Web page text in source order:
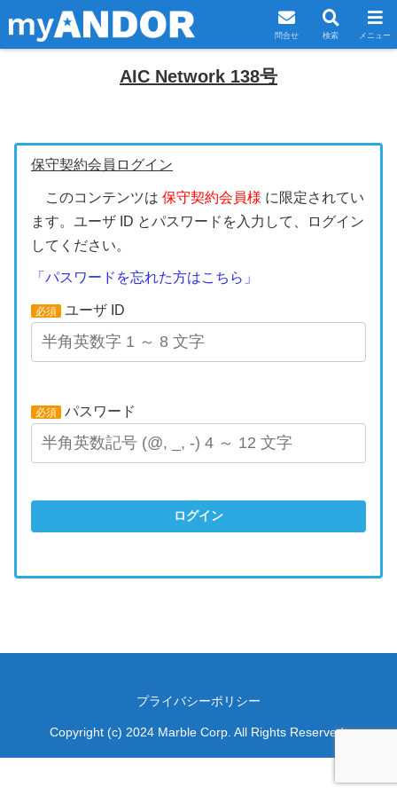
AIC Network 138号
保守契約会員ログイン
このコンテンツは 保守契約会員様 に限定されてい
ます。ユーザ ID とパスワードを入力して、ログイン
してください。
「パスワードを忘れた方はこちら」
必須 ユーザ ID
必須 パスワード
ログイン
プライバシーポリシー
Copyright (c) 2024 Marble Corp. All Rights Reserved.
問合せ 検索 メニュー